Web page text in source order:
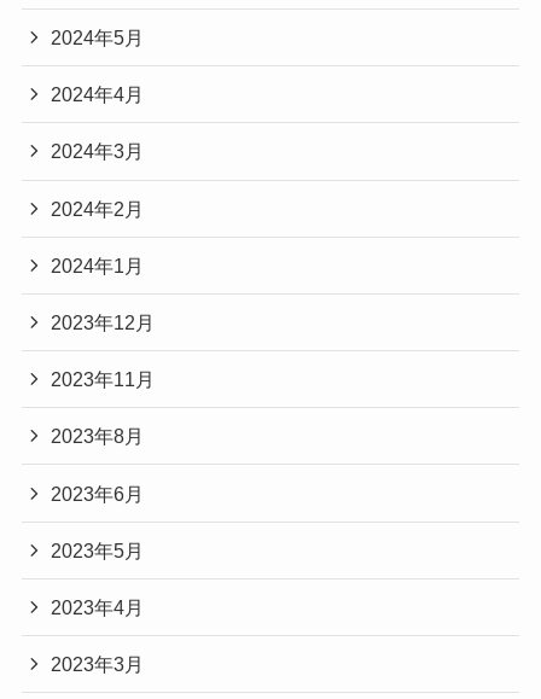
2024年5月
2024年4月
2024年3月
2024年2月
2024年1月
2023年12月
2023年11月
2023年8月
2023年6月
2023年5月
2023年4月
2023年3月